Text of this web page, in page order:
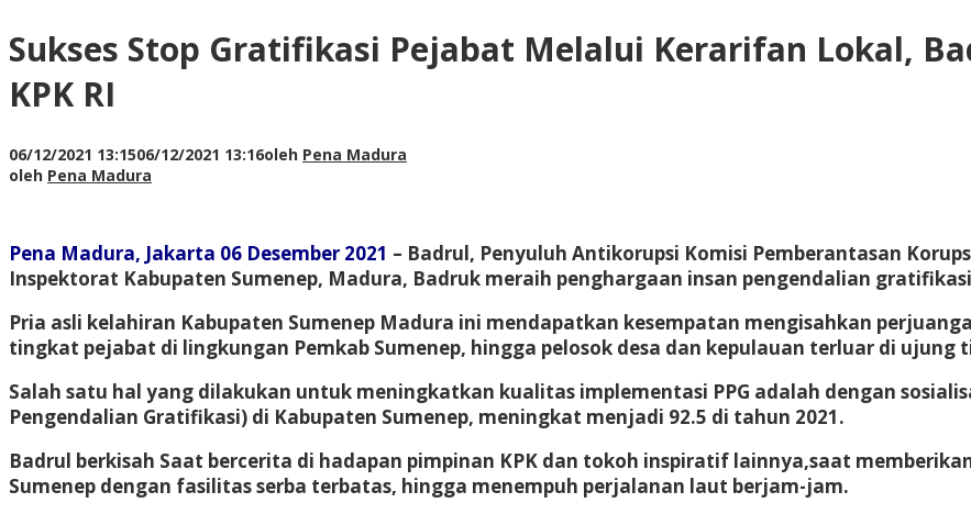
Sukses Stop Gratifikasi Pejabat Melalui Kerarifan Lokal,
KPK RI
06/12/2021 13:1506/12/2021 13:16oleh Pena Madura
oleh Pena Madura
Pena Madura, Jakarta 06 Desember 2021 – Badrul, Penyuluh Antikorupsi Komisi Pemberantasan
Inspektorat Kabupaten Sumenep, Madura, Badruk meraih penghargaan insan pengendalian
Pria asli kelahiran Kabupaten Sumenep Madura ini mendapatkan kesempatan mengisahkan
tingkat pejabat di lingkungan Pemkab Sumenep, hingga pelosok desa dan kepulauan terluar di ujung
Salah satu hal yang dilakukan untuk meningkatkan kualitas implementasi PPG adalah dengan
Pengendalian Gratifikasi) di Kabupaten Sumenep, meningkat menjadi 92.5 di tahun 2021.
Badrul berkisah Saat bercerita di hadapan pimpinan KPK dan tokoh inspiratif lainnya,saat
Sumenep dengan fasilitas serba terbatas, hingga menempuh perjalanan laut berjam-jam.